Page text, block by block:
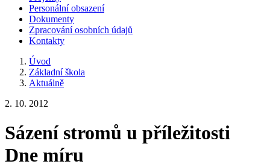
Personální obsazení
Dokumenty
Zpracování osobních údajů
Kontakty
Úvod
Základní škola
Aktuálně
2. 10. 2012
Sázení stromů u příležitosti
Dne míru